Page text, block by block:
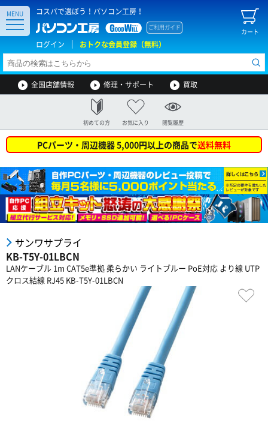
コスパで選ぼう！パソコン工房！
カート
ご利用ガイド
ログイン おトクな会員登録（無料）
MENU
全国店舗情報 修理・サポート 買取
初めての方 お気に入り 閲覧履歴
PCパーツ・周辺機器 5,000円以上の商品で送料無料
サンワサプライ
KB-T5Y-01LBCN
LANケーブル 1m CAT5e準拠 柔らかい ライトブルー PoE対応 より線 UTP
クロス結線 RJ45 KB-T5Y-01LBCN